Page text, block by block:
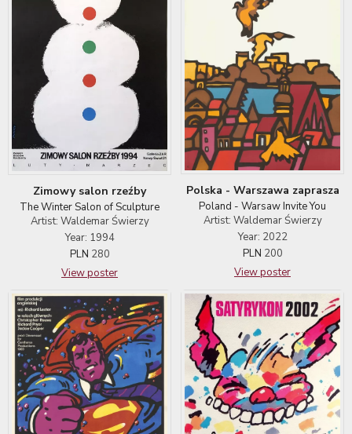
Zimowy salon rzeźby
The Winter Salon of Sculpture
Artist: Waldemar Świerzy
Year: 1994
PLN 280
View poster
Polska - Warszawa zaprasza
Poland - Warsaw Invite You
Artist: Waldemar Świerzy
Year: 2022
PLN 200
View poster